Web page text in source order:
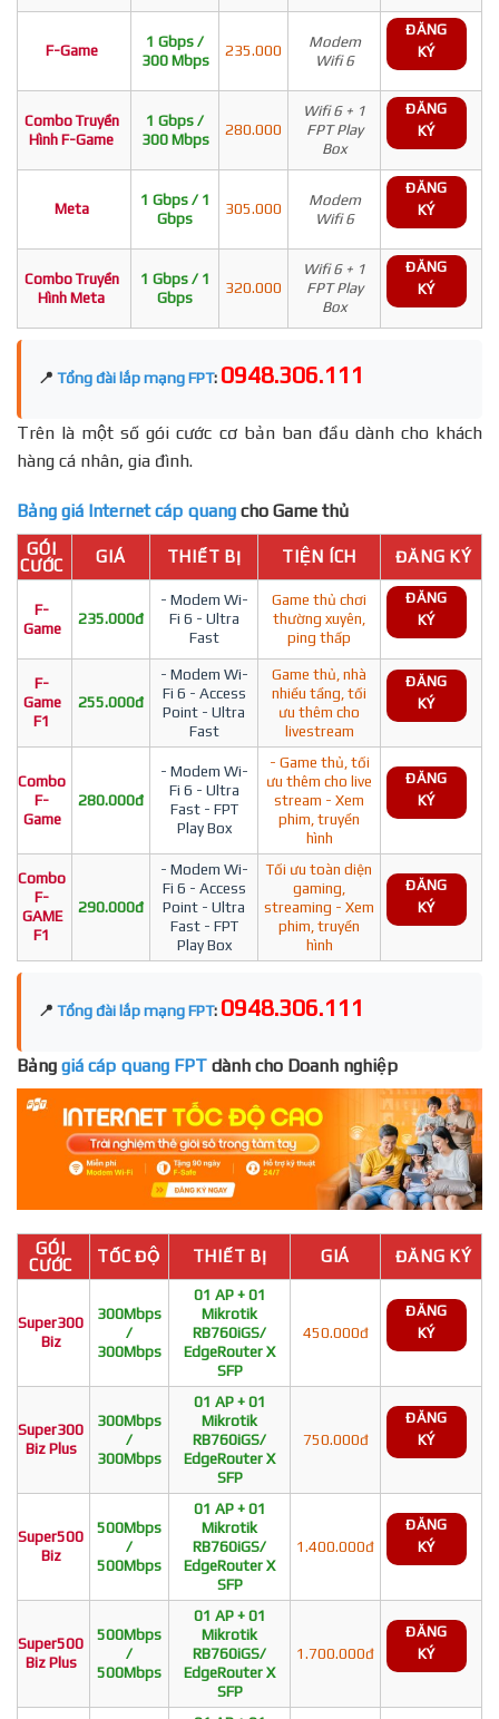
F-Game
1 Gbps /
300 Mbps
235.000
Modem
Wifi 6
ĐĂNG
KÝ
Combo Truyền
Hình F-Game
1 Gbps /
300 Mbps
280.000
Wifi 6 + 1
FPT Play
Box
ĐĂNG
KÝ
Meta
1 Gbps / 1
Gbps
305.000
Modem
Wifi 6
ĐĂNG
KÝ
Combo Truyền
Hình Meta
1 Gbps / 1
Gbps
320.000
Wifi 6 + 1
FPT Play
Box
ĐĂNG
KÝ
📍 Tổng đài lắp mạng FPT: 0948.306.111
Trên là một số gói cước cơ bản ban đầu dành cho khách
hàng cá nhân, gia đình.
Bảng giá Internet cáp quang cho Game thủ
GÓI
CƯỚC
GIÁ THIẾT BỊ TIỆN ÍCH ĐĂNG KÝ
F-
Game
235.000đ
- Modem Wi-
Fi 6 - Ultra
Fast
Game thủ chơi
thường xuyên,
ping thấp
ĐĂNG
KÝ
F-
Game
F1
255.000đ
- Modem Wi-
Fi 6 - Access
Point - Ultra
Fast
Game thủ, nhà
nhiều tầng, tối
ưu thêm cho
livestream
ĐĂNG
KÝ
Combo
F-
Game
280.000đ
- Modem Wi-
Fi 6 - Ultra
Fast - FPT
Play Box
- Game thủ, tối
ưu thêm cho live
stream - Xem
phim, truyền
hình
ĐĂNG
KÝ
Combo
F-
GAME
F1
290.000đ
- Modem Wi-
Fi 6 - Access
Point - Ultra
Fast - FPT
Play Box
Tối ưu toàn diện
gaming,
streaming - Xem
phim, truyền
hình
ĐĂNG
KÝ
📍 Tổng đài lắp mạng FPT: 0948.306.111
Bảng giá cáp quang FPT dành cho Doanh nghiệp
GÓI
CƯỚC
TỐC ĐỘ THIẾT BỊ GIÁ ĐĂNG KÝ
Super300
Biz
300Mbps
/
300Mbps
01 AP + 01
Mikrotik
RB760iGS/
EdgeRouter X
SFP
450.000đ
ĐĂNG
KÝ
Super300
Biz Plus
300Mbps
/
300Mbps
01 AP + 01
Mikrotik
RB760iGS/
EdgeRouter X
SFP
750.000đ
ĐĂNG
KÝ
Super500
Biz
500Mbps
/
500Mbps
01 AP + 01
Mikrotik
RB760iGS/
EdgeRouter X
SFP
1.400.000đ
ĐĂNG
KÝ
Super500
Biz Plus
500Mbps
/
500Mbps
01 AP + 01
Mikrotik
RB760iGS/
EdgeRouter X
SFP
1.700.000đ
ĐĂNG
KÝ